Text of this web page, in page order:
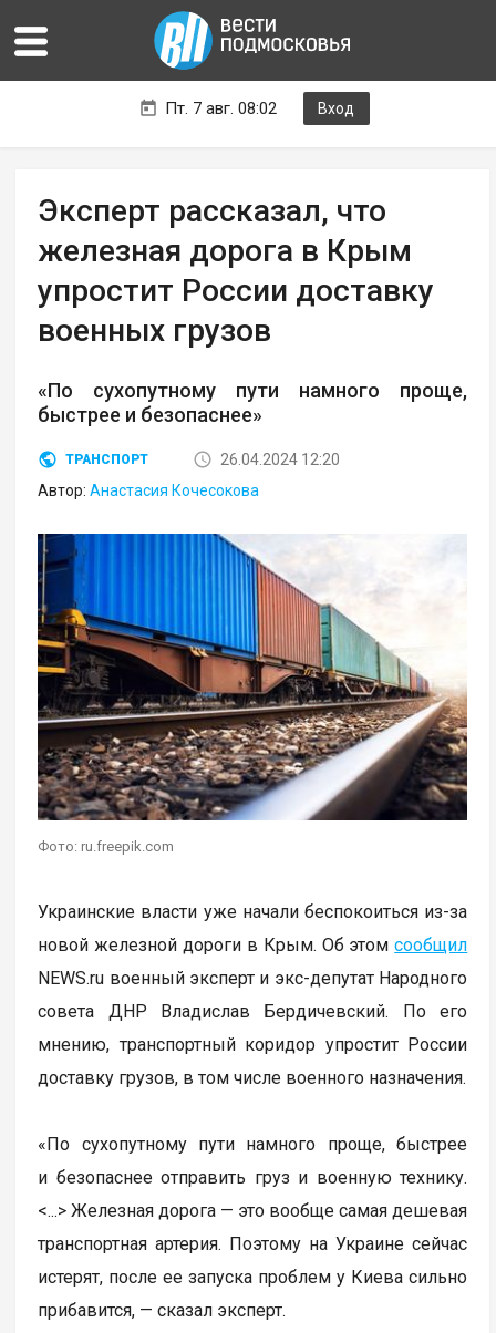
Пт. 7 авг. 08:02 Вход
Эксперт рассказал, что
железная дорога в Крым
упростит России доставку
военных грузов
«По сухопутному пути намного проще,
быстрее и безопаснее»
ТРАНСПОРТ
26.04.2024 12:20
Автор:Анастасия Кочесокова
Фото: ru.freepik.com
Украинские власти уже начали беспокоиться из-за
новой железной дороги в Крым. Об этомсообщил
NEWS.ru военный эксперт и экс-депутат Народного
совета ДНР Владислав Бердичевский. По его
мнению, транспортный коридор упростит России
доставку грузов, в том числе военного назначения.
«По сухопутному пути намного проще, быстрее
и безопаснее отправить груз и военную технику.
<...> Железная дорога — это вообще самая дешевая
транспортная артерия. Поэтому на Украине сейчас
истерят, после ее запуска проблем у Киева сильно
прибавится, — сказал эксперт.